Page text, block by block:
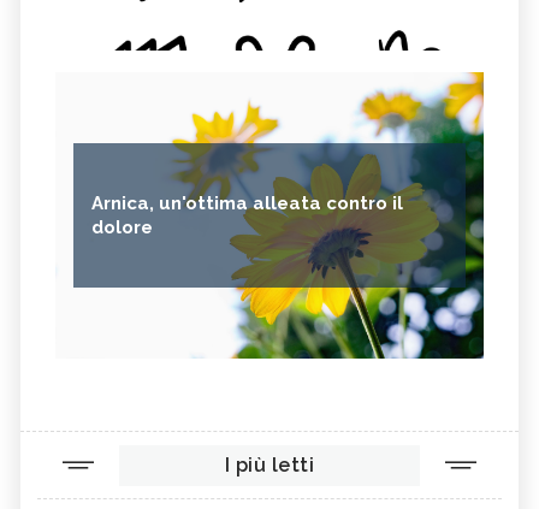
Arnica, un'ottima alleata contro il
dolore
I più letti